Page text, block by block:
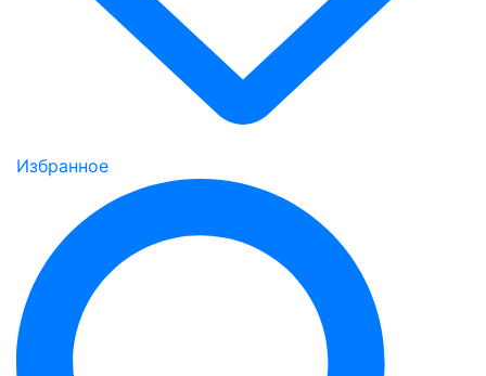
Избранное